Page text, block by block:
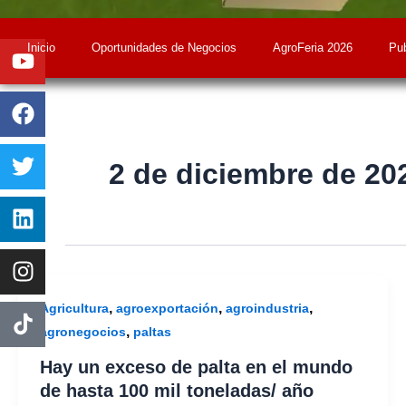
Inicio Oportunidades de Negocios AgroFeria 2026
2 de diciembre de
Agricultura, agroexportación, agroindustria,
agronegocios, paltas
Hay un exceso de palta en el mundo
de hasta 100 mil toneladas/ año
Youtube
Facebook
Twitter
Linkedin
Instagram